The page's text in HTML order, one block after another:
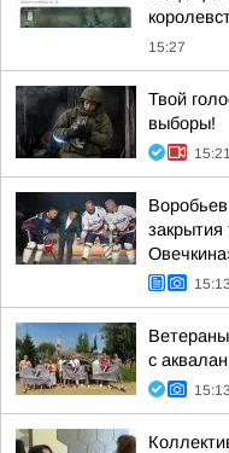
15:27
Твой
выборы!
15:21
закрытия
15:13
с
15:13